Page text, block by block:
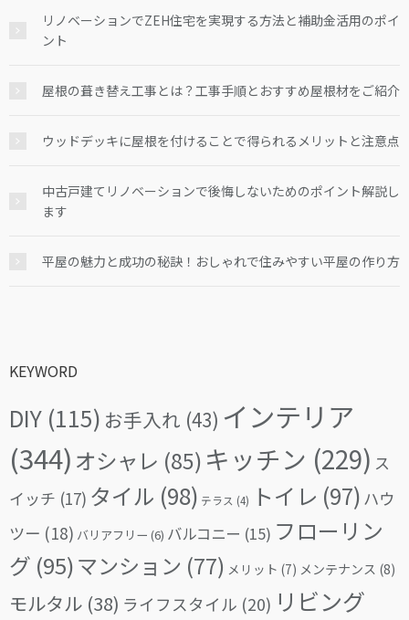
リノベーションでZEH住宅を実現する方法と補助金活用のポイ
ント
屋根の葺き替え工事とは？工事手順とおすすめ屋根材をご紹介
ウッドデッキに屋根を付けることで得られるメリットと注意点
中古戸建てリノベーションで後悔しないためのポイント解説し
ます
平屋の魅力と成功の秘訣！おしゃれで住みやすい平屋の作り方
KEYWORD
DIY (115) お手入れ (43) インテリア
(344) オシャレ (85) キッチン (229) ス
イッチ (17) タイル (98) テラス (4) トイレ (97) ハウ
ツー (18) バリアフリー (6) バルコニー (15) フローリン
グ (95)マンション (77) メリット (7) メンテナンス (8)
モルタル (38) ライフスタイル (20) リビング